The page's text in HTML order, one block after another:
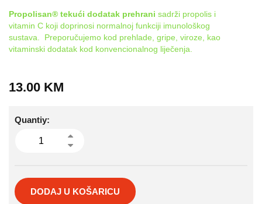
Propolisan® tekući dodatak prehrani sadrži propolis i
vitamin C koji doprinosi normalnoj funkciji imunološkog
sustava. Preporučujemo kod prehlade, gripe, viroze, kao
vitaminski dodatak kod konvencionalnog liječenja.
13.00 KM
Quantiy:
DODAJ U KOŠARICU